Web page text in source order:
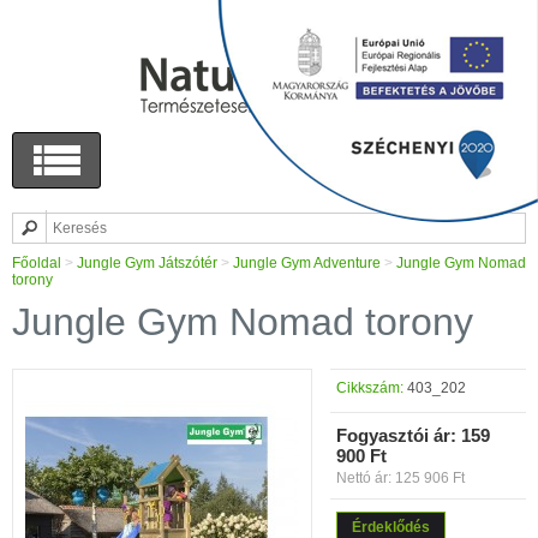
Főoldal > Jungle Gym Játszótér > Jungle Gym Adventure > Jungle Gym Nomad
torony
Jungle Gym Nomad torony
Cikkszám: 403_202
Fogyasztói ár: 159
900 Ft
Nettó ár: 125 906 Ft
Érdeklődés